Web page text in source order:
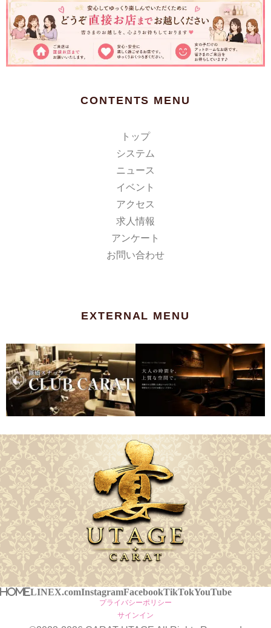
CONTENTS MENU
トップ
システム
ニュース
イベント
アクセス
求人情報
アンケート
お問い合わせ
EXTERNAL MENU
HOMELINEX.comInstagramFacebookTikTokYouTube
プライバシーポリシー
サインイン